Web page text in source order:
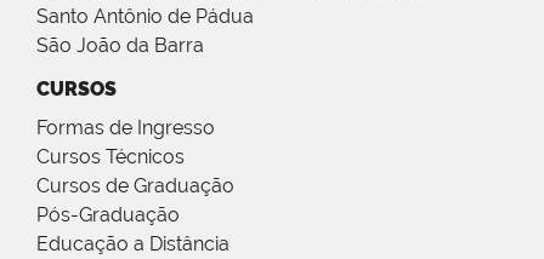
Santo Antônio de Pádua
São João da Barra
CURSOS
Formas de Ingresso
Cursos Técnicos
Cursos de Graduação
Pós-Graduação
Educação a Distância